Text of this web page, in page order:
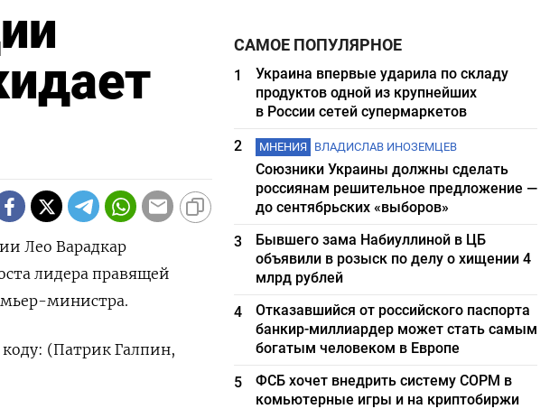
Лео Варадкар
лидера правящей
министра.
(Патрик Галпин,
САМОЕ ПОПУЛЯРНОЕ
1
Украина впервые ударила по складу
продуктов одной из крупнейших
в России сетей супермаркетов
2
МНЕНИЯ ВЛАДИСЛАВ ИНОЗЕМЦЕВ
Союзники Украины должны сделать
россиянам решительное предложение —
до сентябрьских «выборов»
3
Бывшего зама Набиуллиной в ЦБ
объявили в розыск по делу о хищении 4
млрд рублей
4
Отказавшийся от российского паспорта
банкир-миллиардер может стать самым
богатым человеком в Европе
5
ФСБ хочет внедрить систему СОРМ в
комьютерные игры и на криптобиржи